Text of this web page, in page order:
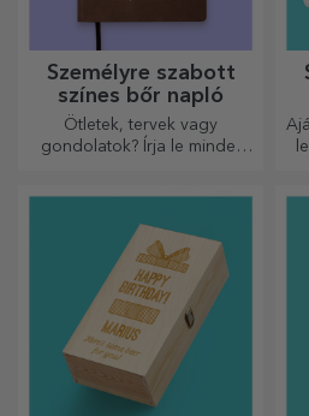
Személyre szabott
színes bőr napló
Ötletek, tervek vagy
gondolatok? Írja le mindet